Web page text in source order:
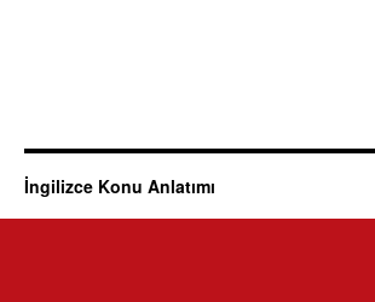
İngilizce Konu Anlatımı